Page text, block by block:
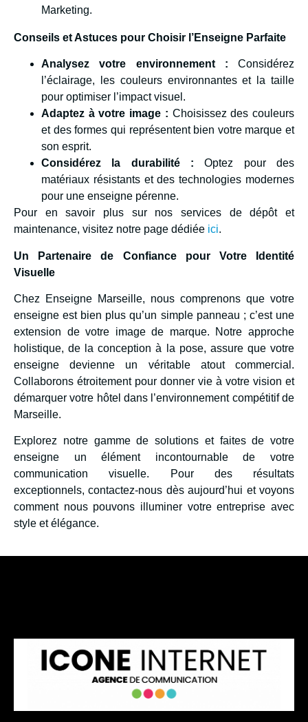
Marketing.
Conseils et Astuces pour Choisir l’Enseigne Parfaite
Analysez votre environnement : Considérez
l’éclairage, les couleurs environnantes et la taille
pour optimiser l’impact visuel.
Adaptez à votre image : Choisissez des couleurs
et des formes qui représentent bien votre marque et
son esprit.
Considérez la durabilité : Optez pour des
matériaux résistants et des technologies modernes
pour une enseigne pérenne.
Pour en savoir plus sur nos services de dépôt et
maintenance, visitez notre page dédiée ici.
Un Partenaire de Confiance pour Votre Identité
Visuelle
Chez Enseigne Marseille, nous comprenons que votre
enseigne est bien plus qu’un simple panneau ; c’est une
extension de votre image de marque. Notre approche
holistique, de la conception à la pose, assure que votre
enseigne devienne un véritable atout commercial.
Collaborons étroitement pour donner vie à votre vision et
démarquer votre hôtel dans l’environnement compétitif de
Marseille.
Explorez notre gamme de solutions et faites de votre
enseigne un élément incontournable de votre
communication visuelle. Pour des résultats
exceptionnels, contactez-nous dès aujourd’hui et voyons
comment nous pouvons illuminer votre entreprise avec
style et élégance.